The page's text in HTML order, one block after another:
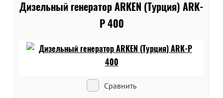
Дизельный генератор ARKEN (Турция) ARK-
P 400
Сравнить